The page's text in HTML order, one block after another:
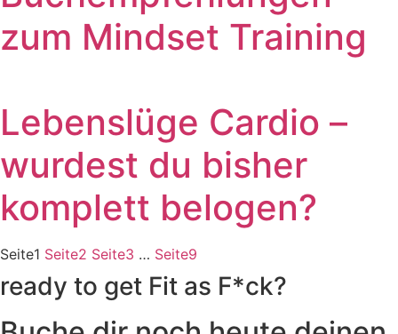
zum Mindset Training
Lebenslüge Cardio –
wurdest du bisher
komplett belogen?
Seite1 Seite2 Seite3 … Seite9
ready to get Fit as F*ck?